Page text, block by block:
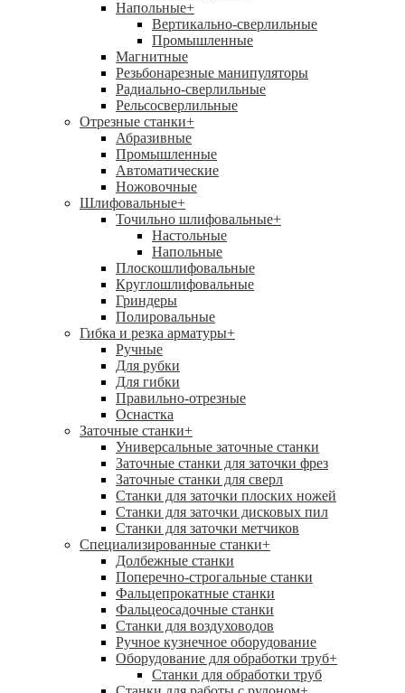
Напольные+
Вертикально-сверлильные
Промышленные
Магнитные
Резьбонарезные манипуляторы
Радиально-сверлильные
Рельсосверлильные
Отрезные станки+
Абразивные
Промышленные
Автоматические
Ножовочные
Шлифовальные+
Точильно шлифовальные+
Настольные
Напольные
Плоскошлифовальные
Круглошлифовальные
Гриндеры
Полировальные
Гибка и резка арматуры+
Ручные
Для рубки
Для гибки
Правильно-отрезные
Оснастка
Заточные станки+
Универсальные заточные станки
Заточные станки для заточки фрез
Заточные станки для сверл
Станки для заточки плоских ножей
Станки для заточки дисковых пил
Станки для заточки метчиков
Специализированные станки+
Долбежные станки
Поперечно-строгальные станки
Фальцепрокатные станки
Фальцеосадочные станки
Станки для воздуховодов
Ручное кузнечное оборудование
Оборудование для обработки труб+
Станки для обработки труб